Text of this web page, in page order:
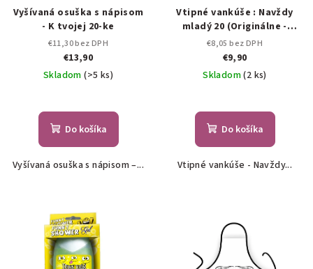
Vyšívaná osuška s nápisom
- K tvojej 20-ke
€11,30 bez DPH
€13,90
Skladom(>5 ks)
Do košíka
Vyšívaná osuška s nápisom –...
Vtipné vankúše : Navždy
mladý 20 (Originálne -
vtipné darčeky.)
€8,05 bez DPH
€9,90
Skladom(2 ks)
Do košíka
Vtipné vankúše - Navždy...